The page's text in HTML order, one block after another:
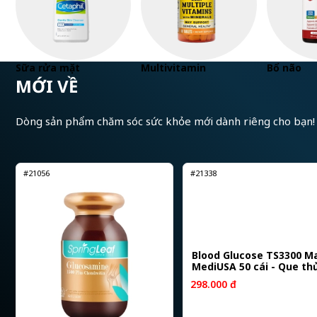
Sữa rửa mặt Multivitamin Bổ não
MỚI VỀ
Dòng sản phẩm chăm sóc sức khỏe mới dành riêng cho bạn!
#21056 #21338
Blood Glucose TS3300
MediUSA 50 cái - Que
đường huyết
298.000 đ